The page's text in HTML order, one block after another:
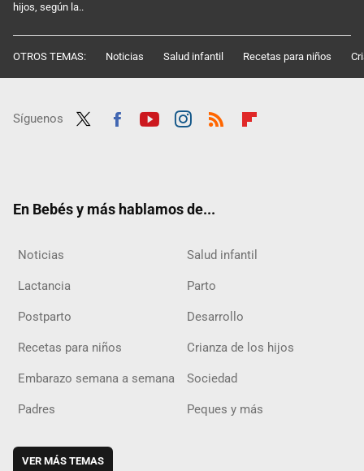
hijos, según la..
OTROS TEMAS: Noticias Salud infantil Recetas para niños
Síguenos
En Bebés y más hablamos de...
Noticias Salud infantil
Lactancia Parto
Postparto Desarrollo
Recetas para niños Crianza de los hijos
Embarazo semana a semana Sociedad
Padres Peques y más
VER MÁS TEMAS